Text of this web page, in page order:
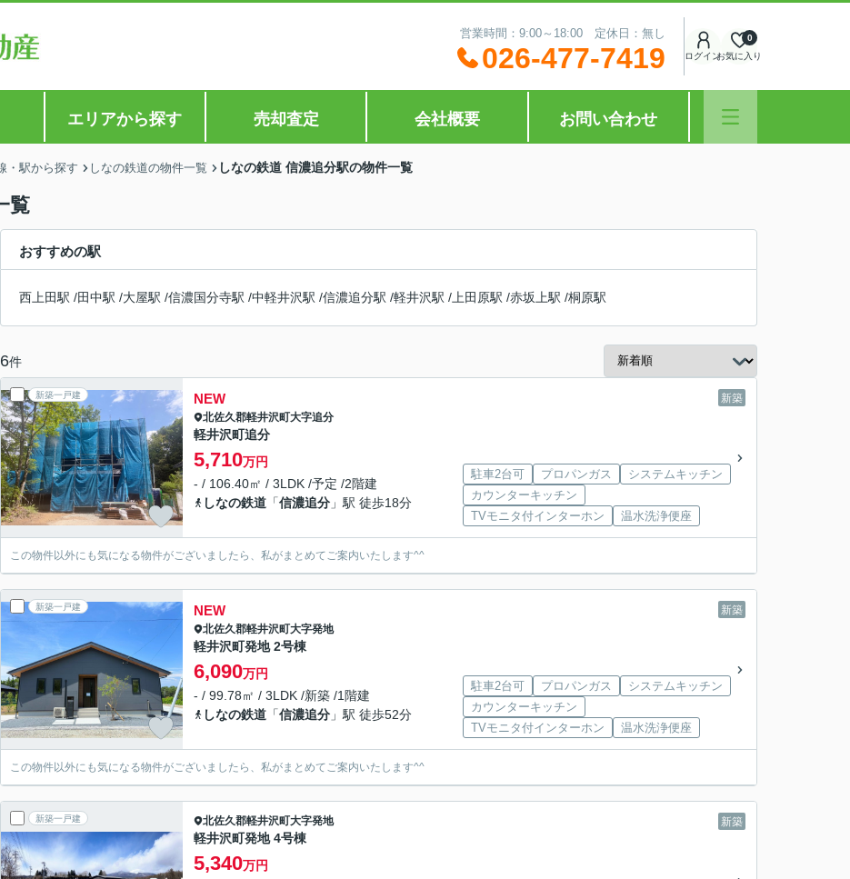
営業時間：9:00～18:00 定休日：無し
026-477-7419 ログインお気に入り
0
エリアから探す 売却査定 会社概要 お問い合わせ
・駅から探す しなの鉄道の物件一覧 しなの鉄道 信濃追分駅の物件一覧
覧
おすすめの駅
西上田駅 /田中駅 /大屋駅 /信濃国分寺駅 /中軽井沢駅 /信濃追分駅 /軽井沢駅 / 上田原駅 /赤坂上駅 /桐原駅
6件
新築一戸建 新築
NEW
北佐久郡軽井沢町大字追分
軽井沢町追分
5,710万円
- / 106.40㎡ / 3LDK /予定 /2階建
しなの鉄道 「信濃追分 」駅 徒歩18分
駐車2台可 プロパンガス
システムキッチン
カウンターキッチン
TVモニタ付インターホン
温水洗浄便座
この物件以外にも気になる物件がございましたら、私がまとめてご案内いたします^^
新築一戸建 新築
NEW
北佐久郡軽井沢町大字発地
軽井沢町発地 2号棟
6,090万円
- / 99.78㎡ / 3LDK /新築 /1階建
しなの鉄道 「信濃追分 」駅 徒歩52分
駐車2台可 プロパンガス
システムキッチン
カウンターキッチン
TVモニタ付インターホン
温水洗浄便座
この物件以外にも気になる物件がございましたら、私がまとめてご案内いたします^^
新築一戸建 新築
北佐久郡軽井沢町大字発地
軽井沢町発地 4号棟
5,340万円